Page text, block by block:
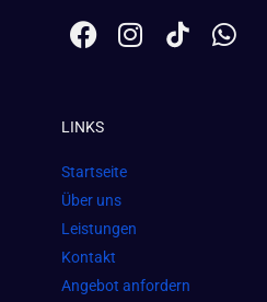
F
a
b
o
o
k
I
n
m
W
h
LINKS
Startseite
Über uns
Leistungen
Kontakt
Angebot anfordern